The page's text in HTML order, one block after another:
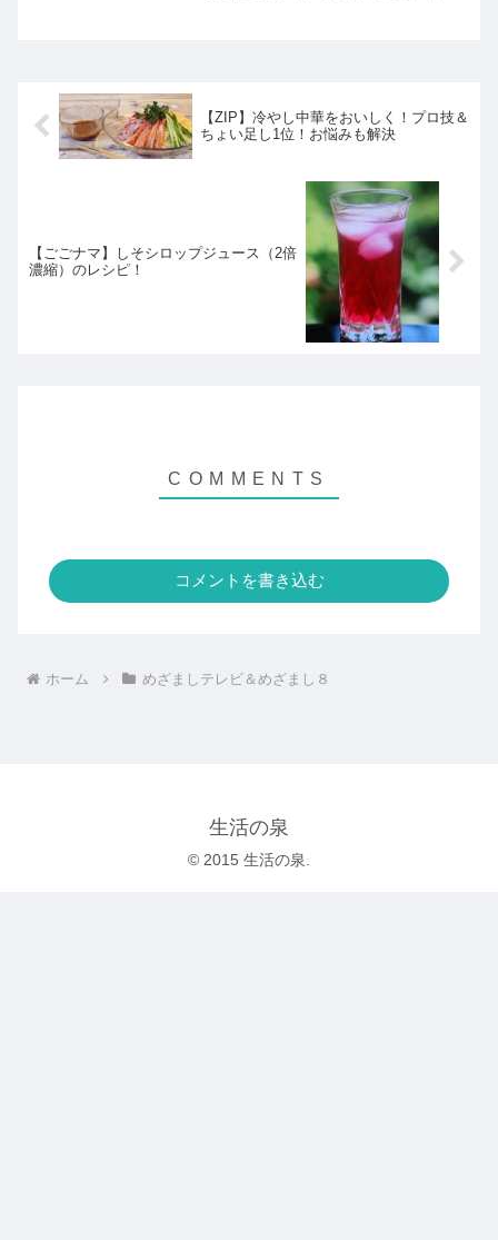
【ZIP】冷やし中華をおいしく！プロ技＆
ちょい足し1位！お悩みも解決
【ごごナマ】しそシロップジュース（2倍
濃縮）のレシピ！
コメントを書き込む
ホーム めざましテレビ＆めざまし８
生活の泉
© 2015 生活の泉.